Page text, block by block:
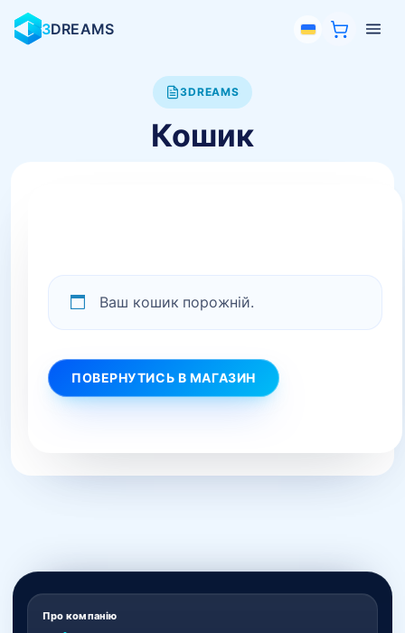
3DREAMS
3DREAMS
Кошик
Ваш кошик порожній.
ПОВЕРНУТИСЬ В МАГАЗИН
Про компанію